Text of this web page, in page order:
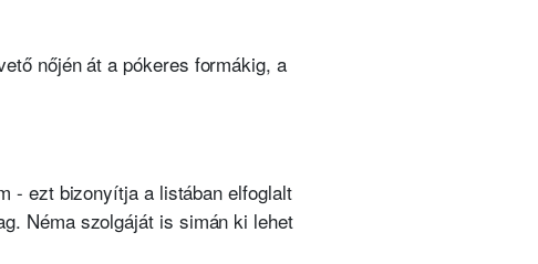
nőjén át a pókeres formákig, a
- ezt bizonyítja a listában elfoglalt
Néma szolgáját is simán ki lehet